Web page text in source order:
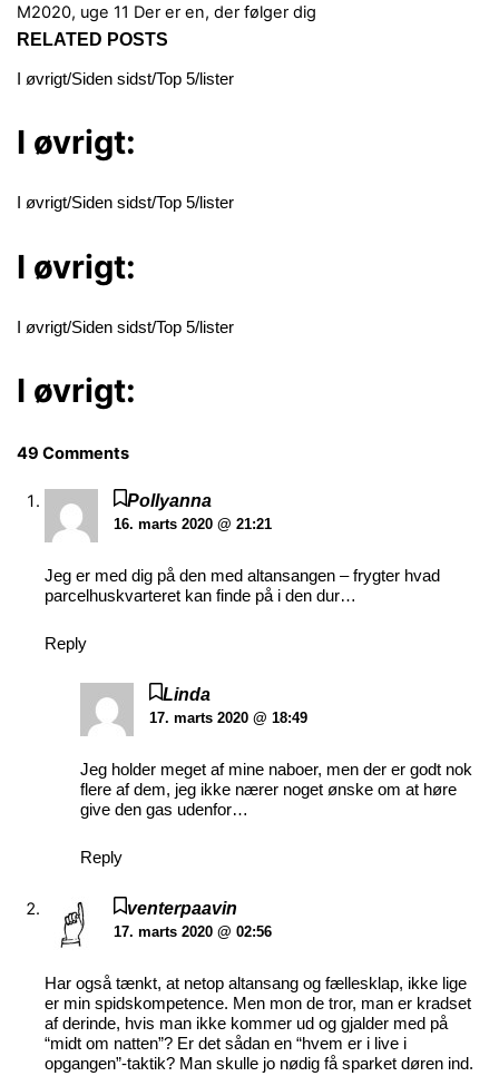
M2020, uge 11 Der er en, der følger dig
RELATED POSTS
I øvrigt/Siden sidst/Top 5/lister
I øvrigt:
I øvrigt/Siden sidst/Top 5/lister
I øvrigt:
I øvrigt/Siden sidst/Top 5/lister
I øvrigt:
49 Comments
Pollyanna
16. marts 2020 @ 21:21
Jeg er med dig på den med altansangen – frygter hvad
parcelhuskvarteret kan finde på i den dur…
Reply
Linda
17. marts 2020 @ 18:49
Jeg holder meget af mine naboer, men der er godt nok
flere af dem, jeg ikke nærer noget ønske om at høre
give den gas udenfor…
Reply
venterpaavin
17. marts 2020 @ 02:56
Har også tænkt, at netop altansang og fællesklap, ikke lige
er min spidskompetence. Men mon de tror, man er kradset
af derinde, hvis man ikke kommer ud og gjalder med på
“midt om natten”? Er det sådan en “hvem er i live i
opgangen”-taktik? Man skulle jo nødig få sparket døren ind.